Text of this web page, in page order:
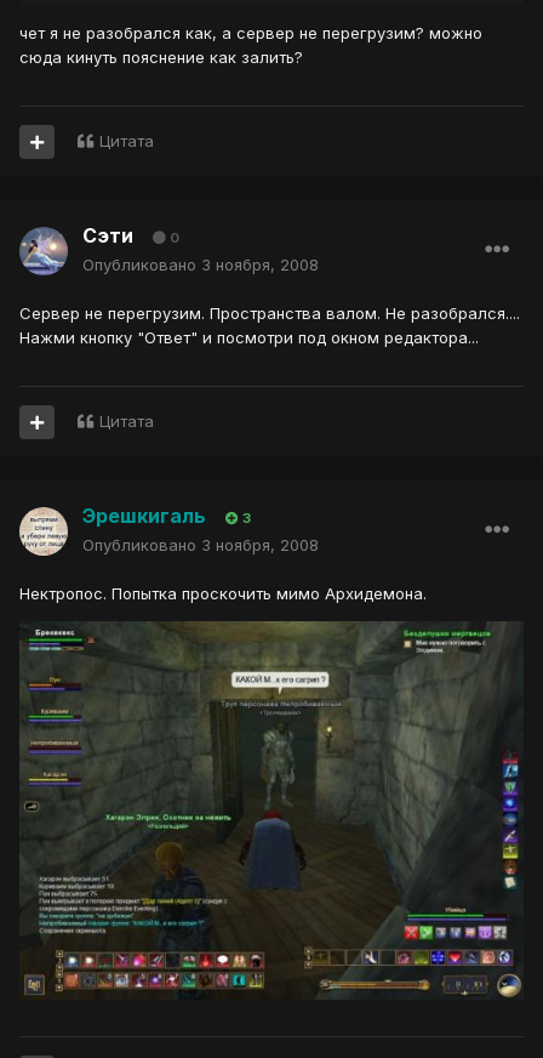
чет я не разобрался как, а сервер не перегрузим? можно
сюда кинуть пояснение как залить?
Цитата
Сэти 0
Опубликовано 3 ноября, 2008
Сервер не перегрузим. Пространства валом. Не разобрался....
Нажми кнопку "Ответ" и посмотри под окном редактора...
Цитата
Эрешкигаль 3
Опубликовано 3 ноября, 2008
Нектропос. Попытка проскочить мимо Архидемона.